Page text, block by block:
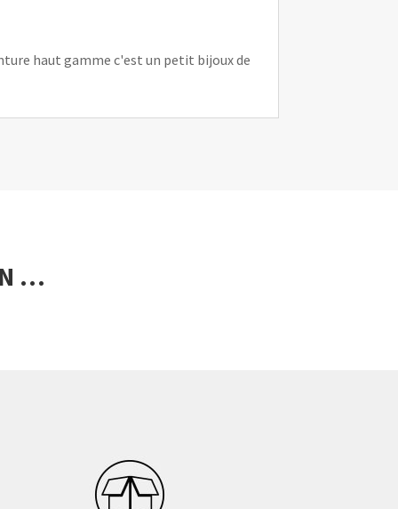
haut gamme c'est un petit bijoux de
…